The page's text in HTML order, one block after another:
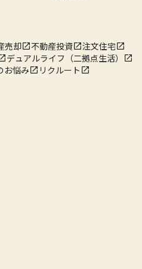
売却 不動産投資
注文住宅
デュアルライフ（二拠点生活）
お悩み
リクルート